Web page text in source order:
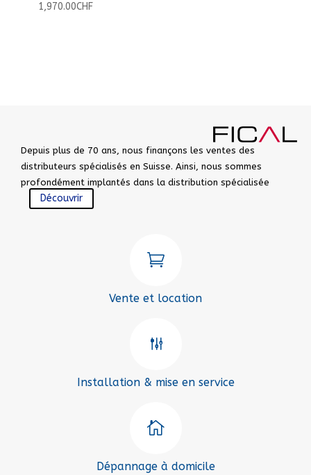
1,970.00CHF
Depuis plus de 70 ans, nous finançons les ventes des
distributeurs spécialisés en Suisse. Ainsi, nous sommes
profondément implantés dans la distribution spécialisée
Découvrir

Vente et location
g
Installation & mise en service

Dépannage à domicile